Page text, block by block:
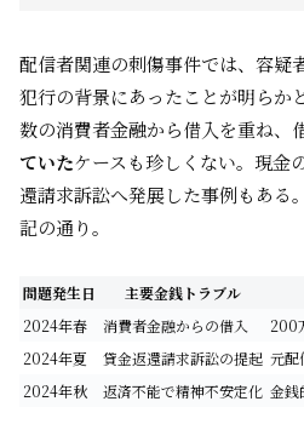
配信者関連の刺傷事件では、容疑
犯行の背景にあったことが明らか
数の消費者金融から借入を重ね、
ていたケースも珍しくない。現金
還請求訴訟へ発展した事例もある
記の通り。
問題発生日 主要金銭トラブル
2024年春
消費者金融からの借入
200
2024年夏
貸金返還請求訴訟の提起 元配
2024年秋
返済不能で精神不安定化 金銭